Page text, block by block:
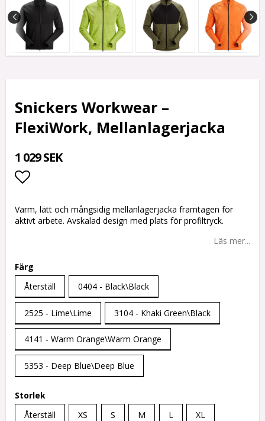
Snickers Workwear –
FlexiWork, Mellanlagerjacka
1 029 SEK
Lägg till i favoritlistan
Varm, lätt och mångsidig mellanlagerjacka framtagen för
aktivt arbete. Avskalad design med plats för profiltryck.
Läs mer...
Färg
Återställ
0404 - Black\Black
2525 - Lime\Lime 3104 - Khaki Green\Black
4141 - Warm Orange\Warm Orange
5353 - Deep Blue\Deep Blue
Storlek
Återställ
XS S M L XL